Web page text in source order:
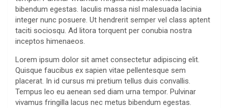
bibendum egestas. Iaculis massa nisl malesuada lacinia
integer nunc posuere. Ut hendrerit semper vel class aptent
taciti sociosqu. Ad litora torquent per conubia nostra
inceptos himenaeos.
Lorem ipsum dolor sit amet consectetur adipiscing elit.
Quisque faucibus ex sapien vitae pellentesque sem
placerat. In id cursus mi pretium tellus duis convallis.
Tempus leo eu aenean sed diam urna tempor. Pulvinar
vivamus fringilla lacus nec metus bibendum egestas.